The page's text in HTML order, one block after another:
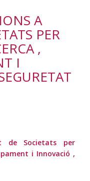
A
PER
,
I
de Societats per
i Innovació ,